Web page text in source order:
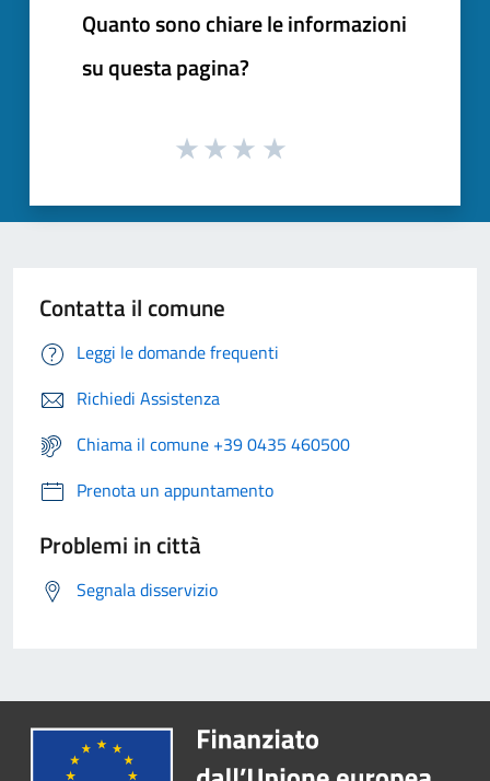
Quanto sono chiare le informazioni
su questa pagina?
Contatta il comune
Leggi le domande frequenti
Richiedi Assistenza
Chiama il comune +39 0435 460500
Prenota un appuntamento
Problemi in città
Segnala disservizio